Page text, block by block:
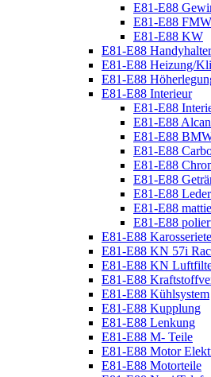
E81-E88
E81-E88 FMW
E81-E88 KW
E81-E88
E81-E88 Heizung/
E81-E88
E81-E88 Interieur
E81-E88
E81-E88
E81-E88
E81-E88
E81-E88
E81-E88
E81-E88
E81-E88
E81-E88
E81-E88
E81-E88 KN 57i
E81-E88 KN
E81-E88
E81-E88 Kühlsystem
E81-E88 Kupplung
E81-E88 Lenkung
E81-E88 M- Teile
E81-E88 Motor
E81-E88 Motorteile